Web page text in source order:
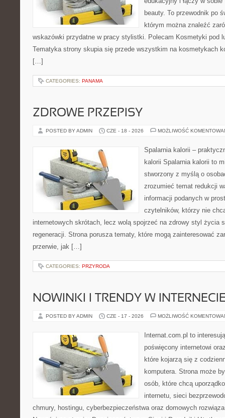
beauty. To przewodnik po
którym można znaleźć
wskazówki przydatne w pracy stylistki. Polecam Kosmetyki pod
Tematyka strony skupia się przede wszystkim na kosmetykach
[…]
CATEGORIES: PANAMA
ZDROWE PRZEPISY
POSTED BY ADMIN CZE - 18 - 2026 MOŻLIWOŚĆ
Spalarnia kalorii –
kalorii Spalarnia kalorii to
stworzony z myślą o
zrozumieć temat redukcji
informacji podanych w
czytelników, którzy nie
internetowych skrótach, lecz wolą spojrzeć na zdrowy styl życia
regeneracji. Strona porusza tematy, które mogą zainteresować
przerwie, jak […]
CATEGORIES: PRZYRODA
NOWINKI I TRENDY W
POSTED BY ADMIN CZE - 17 - 2026 MOŻLIWOŚĆ
Internat.com.pl to
poświęcony internetowi
które kojarzą się z
komputera. Strona może
osób, które chcą
internetu, sieci
chmury, hostingu, cyberbezpieczeństwa oraz domowych